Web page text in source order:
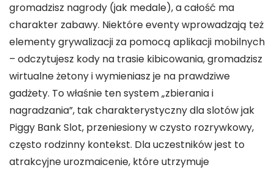
gromadzisz nagrody (jak medale), a całość ma
charakter zabawy. Niektóre eventy wprowadzają też
elementy grywalizacji za pomocą aplikacji mobilnych
– odczytujesz kody na trasie kibicowania, gromadzisz
wirtualne żetony i wymieniasz je na prawdziwe
gadżety. To właśnie ten system „zbierania i
nagradzania”, tak charakterystyczny dla slotów jak
Piggy Bank Slot, przeniesiony w czysto rozrywkowy,
często rodzinny kontekst. Dla uczestników jest to
atrakcyjne urozmaicenie, które utrzymuje